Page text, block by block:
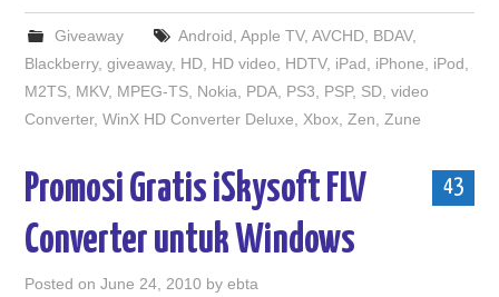
Giveaway Android Apple TV, AVCHD, BDAV,
Blackberry,giveaway, HD HD video HDTV, iPad iPhone iPod
M2TS MKV, MPEG-TS Nokia PDA PS3 PSP, SD ,video
Converter,WinX HD Converter Deluxe Xbox Zen Zune
43
Promosi Gratis iSkysoft FLV
Converter untuk Windows
Posted onJune 24, 2010 byebta